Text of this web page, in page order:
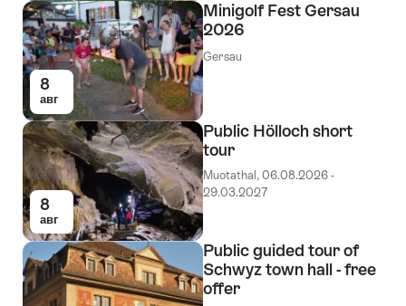
8
авг
Minigolf Fest Gersau
2026
Gersau
8
авг
Public Hölloch short
tour
Muotathal, 06.08.2026 -
29.03.2027
Public guided tour of
Schwyz town hall - free
offer